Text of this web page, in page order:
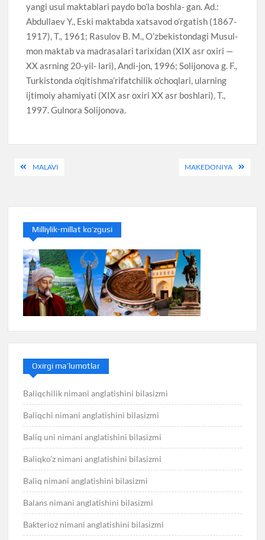
yangi usul maktablari paydo bo’la boshla- gan. Ad.:
Abdullaev Y., Eski maktabda xatsavod o’rgatish (1867-
1917), T., 1961; Rasulov B. M., O’zbekistondagi Musul-
mon maktab va madrasalari tarixidan (XIX asr oxiri —
XX asrning 20-yil- lari), Andi-jon, 1996; Solijonova g. F.,
Turkistonda o’qitishma’rifatchilik o’choqlari, ularning
ijtimoiy ahamiyati (XIX asr oxiri XX asr boshlari), T.,
1997. Gulnora Solijonova.
PostMALAVI MAKEDONIYA
Milliylik-millat ko’zgusi
Oxirgi ma’lumotlar
Baliqchilik nimani anglatishini bilasizmi
Baliqchi nimani anglatishini bilasizmi
Baliq uni nimani anglatishini bilasizmi
Baliqko’z nimani anglatishini bilasizmi
Baliq nimani anglatishini bilasizmi
Balans nimani anglatishini bilasizmi
Bakterioz nimani anglatishini bilasizmi